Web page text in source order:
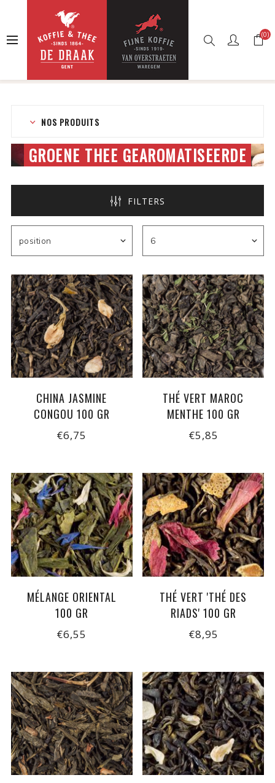
(0)
Boutique en ligne Thés
Groene thee gearomatiseerde
GROENE THEE GEAROMATISEERDE
FILTERS
CHINA JASMINE
CONGOU 100 GR
€6,75
THÉ VERT MAROC
MENTHE 100 GR
€5,85
MÉLANGE ORIENTAL
100 GR
€6,55
THÉ VERT 'THÉ DES
RIADS' 100 GR
€8,95
NOS PRODUITS